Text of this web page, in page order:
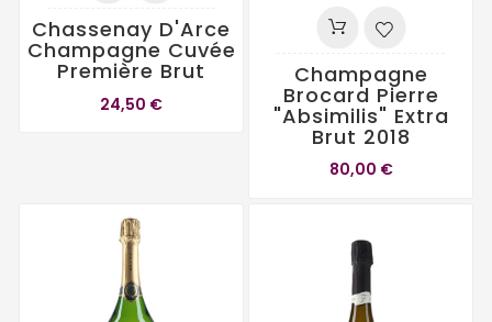
Chassenay D'Arce
Champagne Cuvée
Première Brut
24,50 €
Champagne
Brocard Pierre
"Absimilis" Extra
Brut 2018
80,00 €